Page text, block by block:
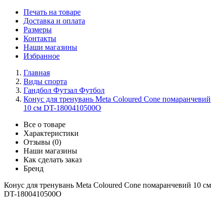
Печать на товаре
Доставка и оплата
Размеры
Контакты
Наши магазины
Избранное
Главная
Виды спорта
Гандбол Футзал Футбол
Конус для тренувань Meta Coloured Cone помаранчевий
10 см DT-1800410500O
Все о товаре
Характеристики
Отзывы (0)
Наши магазины
Как сделать заказ
Бренд
Конус для тренувань Meta Coloured Cone помаранчевий 10 см
DT-1800410500O